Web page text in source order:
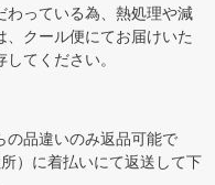
っている為、熱処理や減
クール便にてお届けいた
てください。
の品違いのみ返品可能で
）に着払いにて返送して下